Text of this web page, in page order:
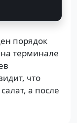
порядок
терминале
что
а после